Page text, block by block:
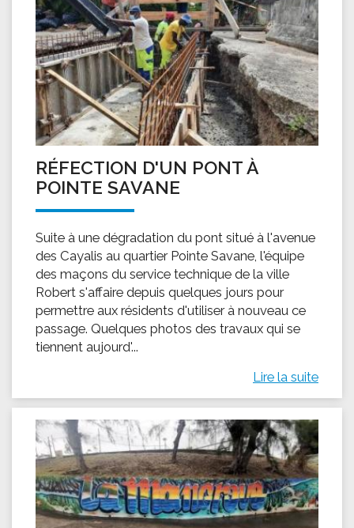
RÉFECTION D'UN PONT À
POINTE SAVANE
Suite à une dégradation du pont situé à l'avenue
des Cayalis au quartier Pointe Savane, l'équipe
des maçons du service technique de la ville
Robert s'affaire depuis quelques jours pour
permettre aux résidents d'utiliser à nouveau ce
passage. Quelques photos des travaux qui se
tiennent aujourd'...
Lire la suite